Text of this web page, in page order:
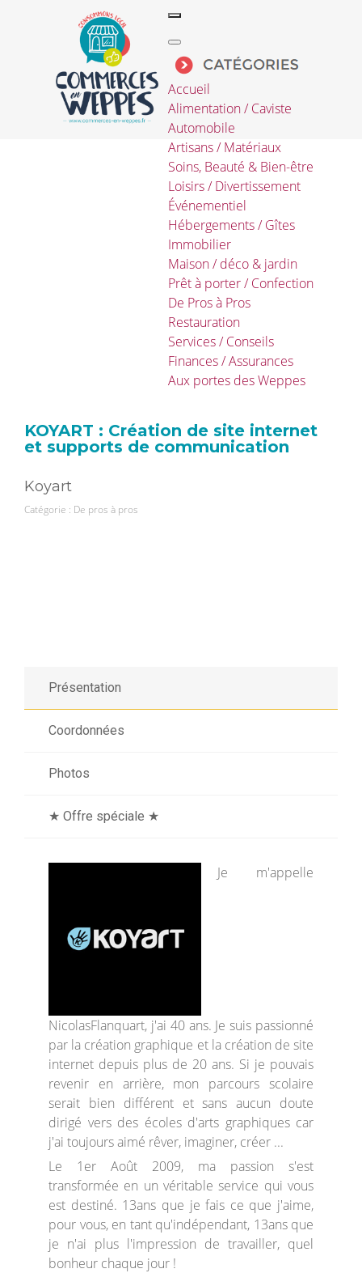
Accueil
Alimentation / Caviste
Automobile
Artisans / Matériaux
Soins, Beauté & Bien-être
Loisirs / Divertissement
Événementiel
Hébergements / Gîtes
Immobilier
Maison / déco & jardin
Prêt à porter / Confection
De Pros à Pros
Restauration
Services / Conseils
Finances / Assurances
Aux portes des Weppes
KOYART : Création de site internet
et supports de communication
Koyart
Catégorie : De pros à pros
Présentation
Coordonnées
Photos
★ Offre spéciale ★
Je m'appelle
NicolasFlanquart, j'ai 40 ans. Je suis passionné
par la création graphique et la création de site
internet depuis plus de 20 ans. Si je pouvais
revenir en arrière, mon parcours scolaire
serait bien différent et sans aucun doute
dirigé vers des écoles d'arts graphiques car
j'ai toujours aimé rêver, imaginer, créer ...
Le 1er Août 2009, ma passion s'est
transformée en un véritable service qui vous
est destiné. 13ans que je fais ce que j'aime,
pour vous, en tant qu'indépendant, 13ans que
je n'ai plus l'impression de travailler, quel
bonheur chaque jour !